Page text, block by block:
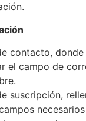
contacto, donde
el campo de
suscripción,